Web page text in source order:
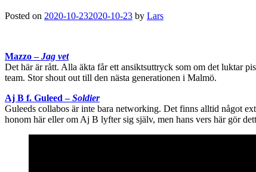
Posted on 2020-10-232020-10-23 by Lars
Mazzo –Jag vet
Det här är rått. Alla äkta får ett ansiktsuttryck som om det luktar
team. Stor shout out till den nästa generationen i Malmö.
Aj B f. Guleed –Soldier
Guleeds collabos är inte bara networking. Det finns alltid något
honom här eller om Aj B lyfter sig själv, men hans vers här gör